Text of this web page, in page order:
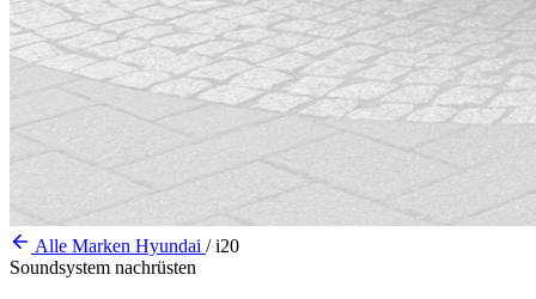
Alle Marken Hyundai / i20
Soundsystem nachrüsten